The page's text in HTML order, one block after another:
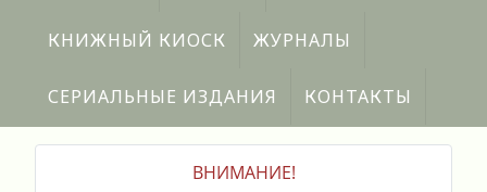
КНИЖНЫЙ КИОСК ЖУРНАЛЫ
СЕРИАЛЬНЫЕ ИЗДАНИЯ КОНТАКТЫ
ВНИМАНИЕ!